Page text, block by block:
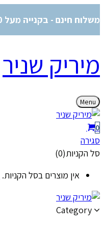
משלוח חינם - בקנייה מעל 200 ₪
מיריק שניר
Menu
0
סגירה
סל הקניות(0)
אין מוצרים בסל הקניות.
Category